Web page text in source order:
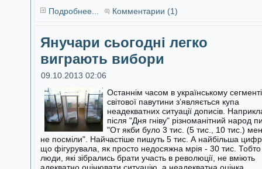
Подробнее...
Комментарии (1)
Янучари сьогодні легко
виграють вибори
09.10.2013 02:06
Останнім часом в українському сегменті
світової павутини з’являється купа
неадекватних ситуації дописів.
після "Дня гніву" різноманітний народ
"От якби було 3 тис. (5 тис., 10 тис.)
не посміли". Найчастіше пишуть 5 тис. А найбільша
що фігурувала, як просто недосяжна мрія - 30 тис. Тобто
люди, які зібрались брати участь в революції, не вміють